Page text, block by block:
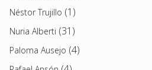
Néstor Trujillo (1)
Nuria Alberti (31)
Paloma Ausejo (4)